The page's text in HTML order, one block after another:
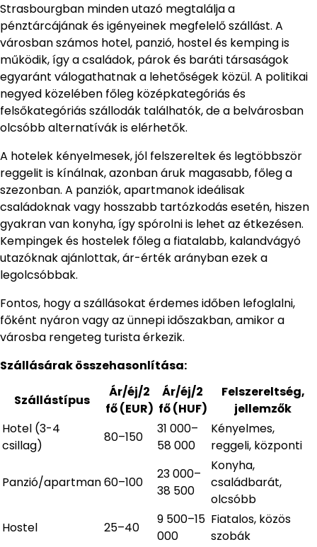
Strasbourgban minden utazó megtalálja a
pénztárcájának és igényeinek megfelelő szállást. A
városban számos hotel, panzió, hostel és kemping is
működik, így a családok, párok és baráti társaságok
egyaránt válogathatnak a lehetőségek közül. A politikai
negyed közelében főleg középkategóriás és
felsőkategóriás szállodák találhatók, de a belvárosban
olcsóbb alternatívák is elérhetők.
A hotelek kényelmesek, jól felszereltek és legtöbbször
reggelit is kínálnak, azonban áruk magasabb, főleg a
szezonban. A panziók, apartmanok ideálisak
családoknak vagy hosszabb tartózkodás esetén, hiszen
gyakran van konyha, így spórolni is lehet az étkezésen.
Kempingek és hostelek főleg a fiatalabb, kalandvágyó
utazóknak ajánlottak, ár-érték arányban ezek a
legolcsóbbak.
Fontos, hogy a szállásokat érdemes időben lefoglalni,
főként nyáron vagy az ünnepi időszakban, amikor a
városba rengeteg turista érkezik.
Szállásárak összehasonlítása:
Szállástípus
Ár/éj/2
fő (EUR)
Ár/éj/2
fő (HUF)
Felszereltség,
jellemzők
Hotel (3-4
csillag)
80–150
31 000–
58 000
Kényelmes,
reggeli, központi
Panzió/apartman60–100
23 000–
38 500
Konyha,
családbarát,
olcsóbb
Hostel
25–40
9 500–15
000
Fiatalos, közös
szobák